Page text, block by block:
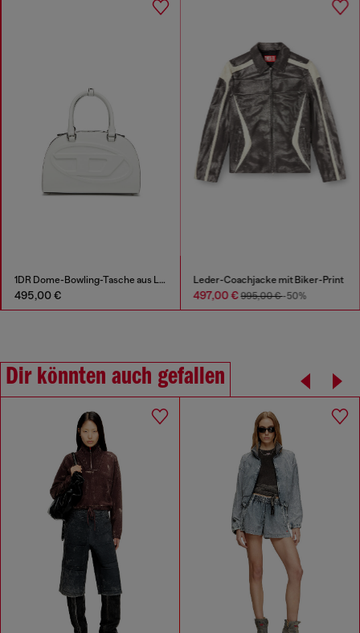
1DR Dome-Bowling-Tasche aus Leder
495,00 €
Leder-Coachjacke mit Biker-Print
497,00 €995,00 €-50%
Dir könnten auch gefallen